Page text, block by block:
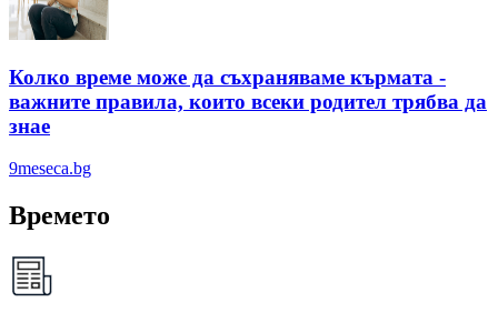
Колко време може да съхраняваме кърмата -
важните правила, които всеки родител трябва да
знае
9meseca.bg
Времето